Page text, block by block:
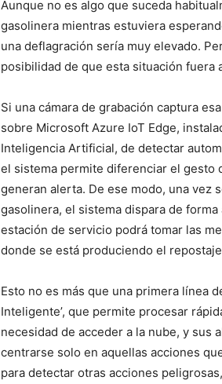
Aunque no es algo que suceda
gasolinera mientras estuviera
una deflagración sería muy elevado.
posibilidad de que esta situación fuera
Si una cámara de grabación captura
sobre Microsoft Azure IoT Edge,
Inteligencia Artificial, de detectar
el sistema permite diferenciar el gesto
generan alerta. De ese modo, una vez
gasolinera, el sistema dispara de
estación de servicio podrá tomar las
donde se está produciendo el
Esto no es más que una primera línea
Inteligente’, que permite procesar
necesidad de acceder a la nube, y sus
centrarse solo en aquellas acciones
para detectar otras acciones